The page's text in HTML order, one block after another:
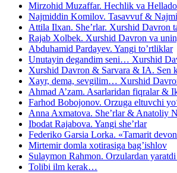
Mirzohid Muzaffar. Hechlik va
Najmiddin Komilov. Tasavvuf &
Attila Ilxan. She’rlar. Xurshid Davron
Rajab Xolbek. Xurshid Davron va
Abduhamid Pardayev. Yangi to’rtliklar
Unutayin degandim seni… Xurshid
Xurshid Davron & Sarvara & IA. Sen
Xayr, dema, sevgilim… Xurshid
Ahmad A’zam. Asarlaridan fiqralar &
Farhod Bobojonov. Orzuga eltuvchi
Anna Axmatova. She’rlar & Anatoliy
Ibodat Rajabova. Yangi she’rlar
Federiko Garsia Lorka. «Tamarit
Mirtemir domla xotirasiga bag’ishlov
Sulaymon Rahmon. Orzulardan
Tolibi ilm kerak…